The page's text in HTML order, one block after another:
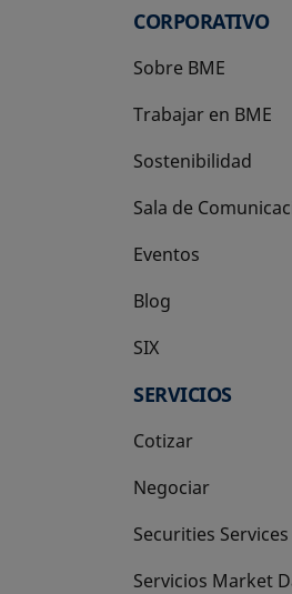
CORPORATIVO
Sobre BME
Trabajar en BME
Sostenibilidad
Sala de
Eventos
Blog
SIX
se abre en una
SERVICIOS
Cotizar
Negociar
Securities Services
Servicios Market